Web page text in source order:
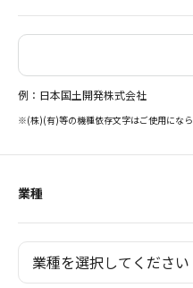
例：日本国土開発株式会社
※(株)(有)等の機種依存文字はご使用になら
業種